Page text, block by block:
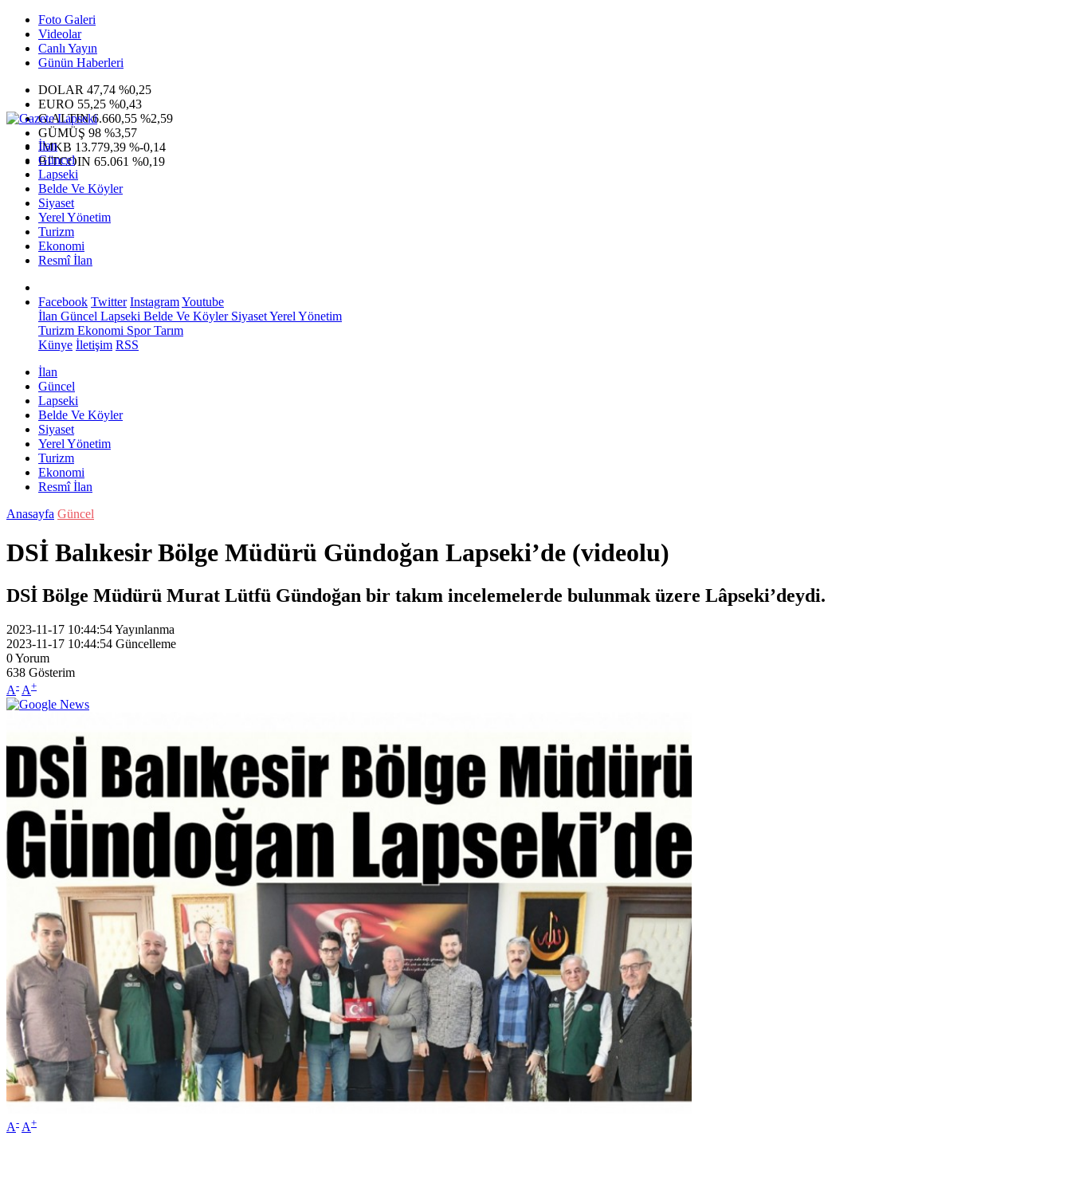
Foto Galeri
Videolar
Canlı Yayın
Günün Haberleri
DOLAR 47,74 %0,25
EURO 55,25 %0,43
G.ALTIN6.660,55 %2,59
GÜMÜŞ 98 %3,57
IMKB 13.779,39 %-0,14
BITCOIN 65.061 %0,19
İlan
Güncel
Lapseki
Belde Ve Köyler
Siyaset
Yerel Yönetim
Turizm
Ekonomi
Resmî İlan
Facebook Twitter InstagramYoutube
İlan Güncel Lapseki Belde Ve KöylerSiyasetYerel Yönetim
Turizm Ekonomi SporTarım
Künye İletişim RSS
İlan
Güncel
Lapseki
Belde Ve Köyler
Siyaset
Yerel Yönetim
Turizm
Ekonomi
Resmî İlan
Anasayfa Güncel
DSİ Balıkesir Bölge Müdürü Gündoğan Lapseki’de (videolu)
DSİ Bölge Müdürü Murat Lütfü Gündoğan bir takım incelemelerde bulunmak üzere Lâpseki’deydi.
2023-11-17 10:44:54Yayınlanma
2023-11-17 10:44:54 Güncelleme
0Yorum
638 Gösterim
A- A+
A- A+